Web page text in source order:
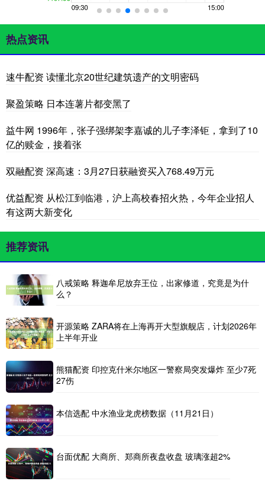
热点资讯
速牛配资 读懂北京20世纪建筑遗产的文明密码
聚盈策略 日本连薯片都变黑了
益牛网 1996年，张子强绑架李嘉诚的儿子李泽钜，拿到了10
亿的赎金，接着张
双融配资 深高速：3月27日获融资买入768.49万元
优益配资 从松江到临港，沪上高校春招火热，今年企业招人
有这两大新变化
推荐资讯
八戒策略 释迦牟尼放弃王位，出家修道，究竟是为什
么？
开源策略 ZARA将在上海再开大型旗舰店，计划2026年
上半年开业
熊猫配资 印控克什米尔地区一警察局突发爆炸 至少7死
27伤
本信选配 中水渔业龙虎榜数据（11月21日）
台面优配 大商所、郑商所夜盘收盘 玻璃涨超2%